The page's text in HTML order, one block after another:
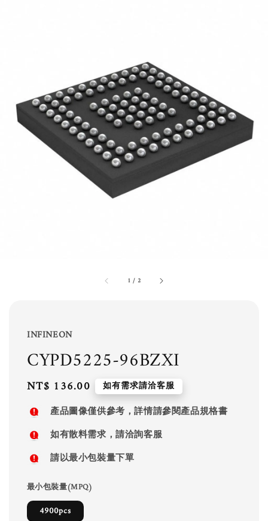
1 / 2
INFINEON
CYPD5225-96BZXI
Regular
price
NT$ 136.00 如有需求請洽客服
產品圖像僅供參考，詳情請參閱產品規格書
如有散料需求，請洽詢客服
請以最小包裝量下單
最小包裝量(MPQ)
4900pcs